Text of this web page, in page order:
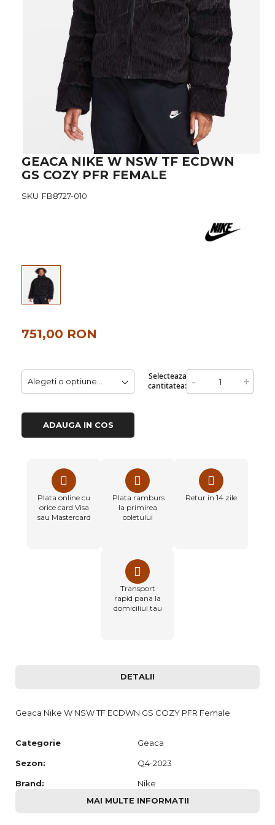
Skip
the
of
GEACA NIKE W NSW TF ECDWN
GS COZY PFR FEMALE
SKU FB8727-010
Selecteaza
cantitatea: - +
751,00 RON
ADAUGA IN COS
Plata online cu
orice card Visa
sau Mastercard
Plata ramburs
la primirea
coletului
Retur in 14 zile
Transport
rapid pana la
domiciliul tau
DETALII
Geaca Nike W NSW TF ECDWN GS COZY PFR Female
Categorie Geaca
Sezon: Q4-2023
Brand:
Nike
MAI MULTE INFORMATII